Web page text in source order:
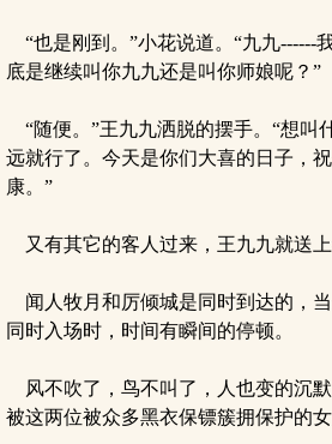
“也是刚到。”小花说道。“九九------
底是继续叫你九九还是叫你师娘呢？”
“随便。”王九九洒脱的摆手。“想叫
远就行了。今天是你们大喜的日子，
康。”
又有其它的客人过来，王九九就送上
闻人牧月和厉倾城是同时到达的，
同时入场时，时间有瞬间的停顿。
风不吹了，鸟不叫了，人也变的沉
被这两位被众多黑衣保镖簇拥保护的女